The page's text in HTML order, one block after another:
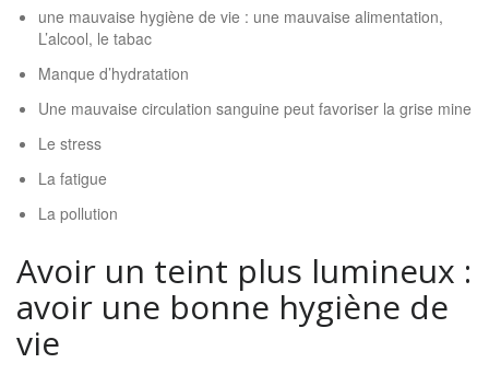
une mauvaise hygiène de vie : une mauvaise alimentation,
L’alcool, le tabac
Manque d’hydratation
Une mauvaise circulation sanguine peut favoriser la grise mine
Le stress
La fatigue
La pollution
Avoir un teint plus lumineux :
avoir une bonne hygiène de
vie